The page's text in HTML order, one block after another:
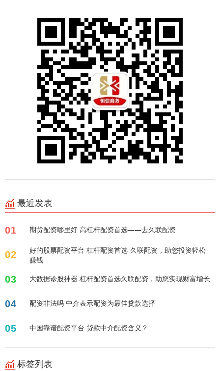
最近发表
01 期货配资哪里好 高杠杆配资首选——去久联配资
02
好的股票配资平台 杠杆配资首选-久联配资，助您投资轻松
赚钱
03 大数据诊股神器 杠杆配资首选久联配资，助您实现财富增长
04 配资非法吗 中介表示配资为最佳贷款选择
05 中国靠谱配资平台 贷款中介配资含义？
标签列表